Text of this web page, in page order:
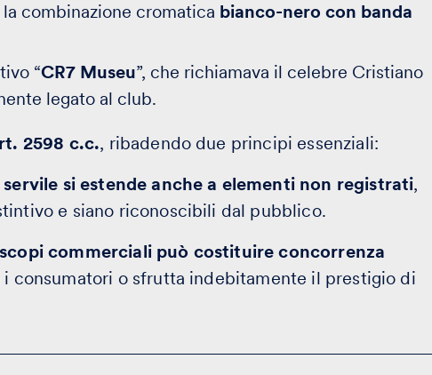
la combinazione cromatica bianco-nero con banda
“CR7 Museu”, che richiamava il celebre Cristiano
legato al club.
2598 c.c., ribadendo due principi essenziali:
si estende anche a elementi non registrati,
e siano riconoscibili dal pubblico.
commerciali può costituire concorrenza
i consumatori o sfrutta indebitamente il prestigio di